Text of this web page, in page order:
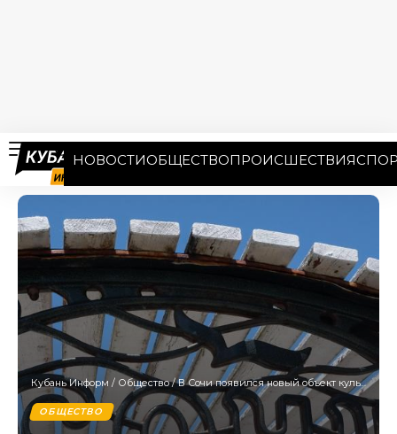
НОВОСТИОБЩЕСТВОПРОИСШЕСТВИЯ
Кубань Информ / Общество/В Сочи появился новый объект культурного наследия
ОБЩЕСТВО